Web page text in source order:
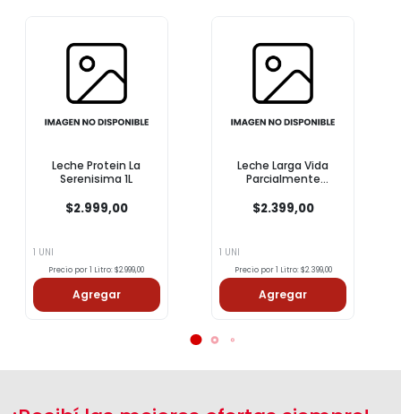
Leche Protein La
Serenisima 1L
$2.999,00
1 UNI
Precio por 1 Litro: $2.999,00
Agregar
Leche Larga Vida
Parcialmente
$2.399,00
1 UNI
Precio por 1 Litro: $2.399,00
Agregar